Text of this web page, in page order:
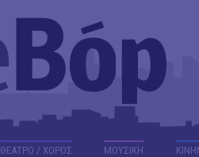
ΘΕΑΤΡΟ / ΧΟΡΟΣ ΜΟΥΣΙΚΗ